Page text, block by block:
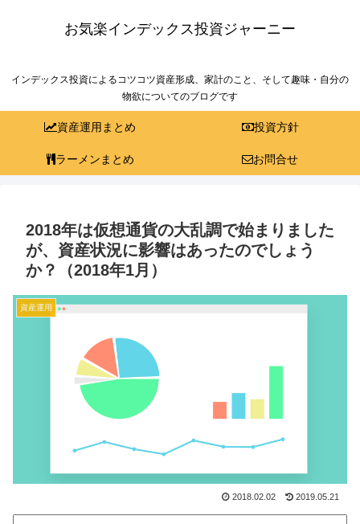
お気楽インデックス投資ジャーニー
インデックス投資によるコツコツ資産形成、家計のこと、そして趣味・自分の
物欲についてのブログです
資産運用まとめ 投資方針
ラーメンまとめ お問合せ
2018年は仮想通貨の大乱調で始まりました
が、資産状況に影響はあったのでしょう
か？（2018年1月）
資産運用
2018.02.02 2019.05.21